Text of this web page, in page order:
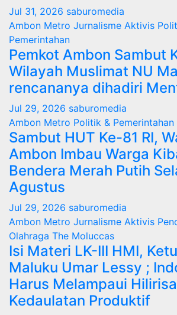
Jul 31, 2026 saburomedia
Ambon Metro Jurnalisme Aktivis
Pemerintahan
Pemkot Ambon Sambut
Wilayah Muslimat NU
rencananya dihadiri
Jul 29, 2026 saburomedia
Ambon Metro Politik & Pemerintahan
Sambut HUT Ke-81 RI,
Ambon Imbau Warga
Bendera Merah Putih
Agustus
Jul 29, 2026 saburomedia
Ambon Metro Jurnalisme Aktivis
Olahraga The Moluccas
Isi Materi LK-III HMI,
Maluku Umar Lessy ;
Harus Melampaui
Kedaulatan Produktif